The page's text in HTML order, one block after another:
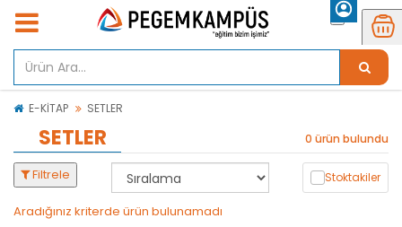
E-KİTAP SETLER
SETLER 0 ürün bulundu
Filtrele Stoktakiler
Aradığınız kriterde ürün bulunamadı